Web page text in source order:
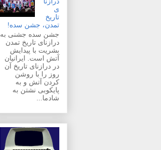
ی
تاریخ
تمدن، جشن سده!
جشن سده جشنی به
درازنای تاریخ تمدن
بشریت با پیدایش
آتش است. ایرانیان
در درازنای تاریخ آن
روز را با روشن
کردن آتش و به
پایکوبی نشتن به
شادما...